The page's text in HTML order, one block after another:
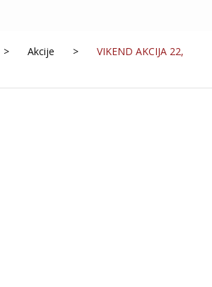
> Akcije >
VIKEND AKCIJA 22,